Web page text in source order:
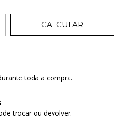
CALCULAR
toda a compra.
trocar ou devolver.